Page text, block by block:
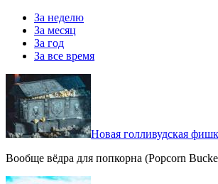
За неделю
За месяц
За год
За все время
Новая голливудская
Вообще вёдра для попкорна (Popcorn